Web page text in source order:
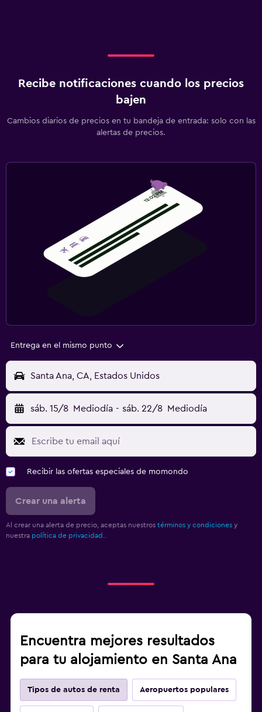
Recibe notificaciones cuando los precios
bajen
Cambios diarios de precios en tu bandeja de entrada: solo con las
alertas de precios.
Entrega en el mismo punto
Santa Ana, CA, Estados Unidos
sáb. 15/8 Mediodía - sáb. 22/8 Mediodía
Recibir las ofertas especiales de momondo
Crear una alerta
Al crear una alerta de precio, aceptas nuestros términos y condiciones y
nuestra política de privacidad..
Encuentra mejores resultados
para tu alojamiento en Santa Ana
Tipos de autos de renta Aeropuertos populares